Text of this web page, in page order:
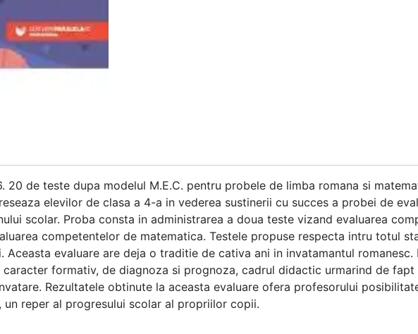
20 de teste dupa modelul M.E.C. pentru probele de limba romana si
elevilor de clasa a 4-a in vederea sustinerii cu succes a probei de
scolar. Proba consta in administrarea a doua teste vizand evaluarea
competentelor de matematica. Testele propuse respecta intru totul
evaluare are deja o traditie de cativa ani in invatamantul romanesc.
caracter formativ, de diagnoza si prognoza, cadrul didactic urmarind de fapt
Rezultatele obtinute la aceasta evaluare ofera profesorului
reper al progresului scolar al propriilor copii.